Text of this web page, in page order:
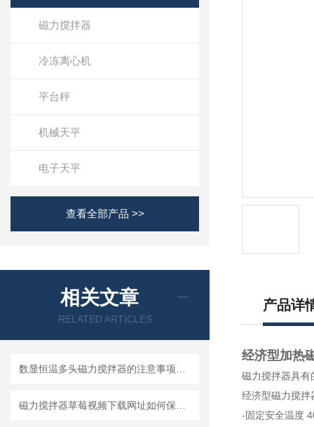
磁力搅拌器
冷冻离心机
平台秤
机械天平
电子天平
查看全部产品 >>
相关文章
RELATED ARTICLES
产品详
经济型加热
磁力搅拌器具有
经济型磁力搅拌器
-固定安全温度